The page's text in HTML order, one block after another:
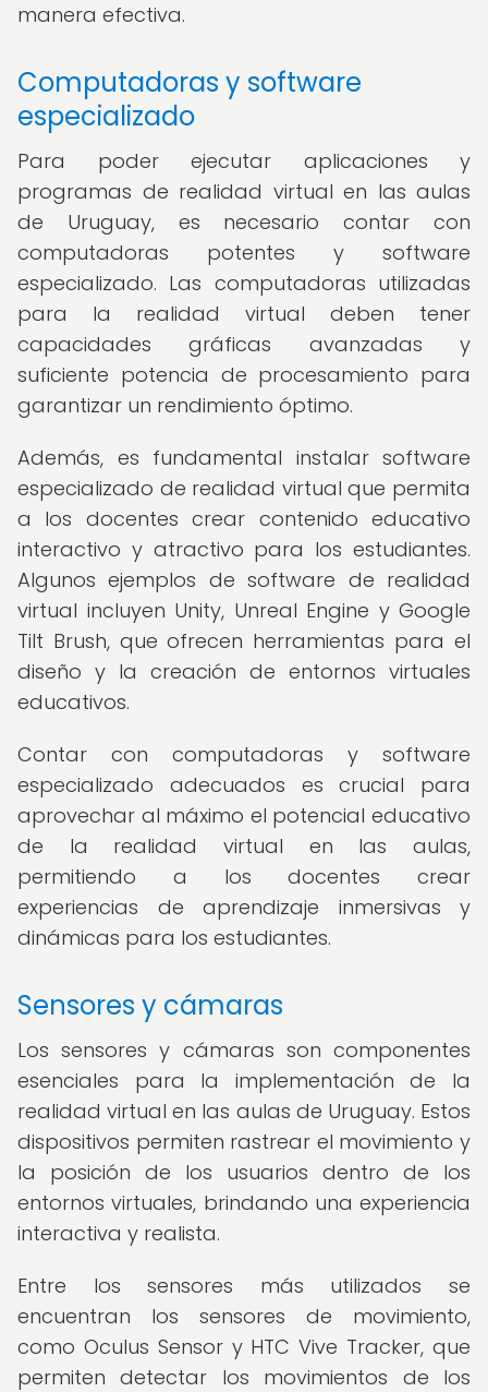
manera efectiva.
Computadoras y software
especializado
Para poder ejecutar aplicaciones y
programas de realidad virtual en las aulas
de Uruguay, es necesario contar con
computadoras potentes y software
especializado. Las computadoras utilizadas
para la realidad virtual deben tener
capacidades gráficas avanzadas y
suficiente potencia de procesamiento para
garantizar un rendimiento óptimo.
Además, es fundamental instalar software
especializado de realidad virtual que permita
a los docentes crear contenido educativo
interactivo y atractivo para los estudiantes.
Algunos ejemplos de software de realidad
virtual incluyen Unity, Unreal Engine y Google
Tilt Brush, que ofrecen herramientas para el
diseño y la creación de entornos virtuales
educativos.
Contar con computadoras y software
especializado adecuados es crucial para
aprovechar al máximo el potencial educativo
de la realidad virtual en las aulas,
permitiendo a los docentes crear
experiencias de aprendizaje inmersivas y
dinámicas para los estudiantes.
Sensores y cámaras
Los sensores y cámaras son componentes
esenciales para la implementación de la
realidad virtual en las aulas de Uruguay. Estos
dispositivos permiten rastrear el movimiento y
la posición de los usuarios dentro de los
entornos virtuales, brindando una experiencia
interactiva y realista.
Entre los sensores más utilizados se
encuentran los sensores de movimiento,
como Oculus Sensor y HTC Vive Tracker, que
permiten detectar los movimientos de los